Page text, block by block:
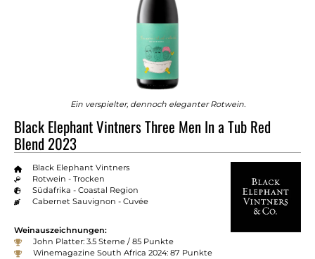
Ein verspielter, dennoch eleganter Rotwein.
Black Elephant Vintners Three Men In a Tub Red
Blend 2023
Black Elephant Vintners
Rotwein - Trocken
Südafrika - Coastal Region
Cabernet Sauvignon - Cuvée
Weinauszeichnungen:
John Platter: 3.5 Sterne / 85 Punkte
Winemagazine South Africa 2024: 87 Punkte